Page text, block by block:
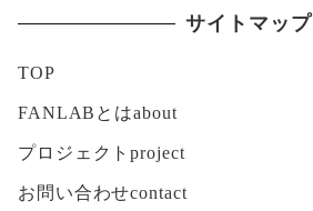
サイトマップ
TOP
FANLABとはabout
プロジェクトproject
お問い合わせcontact